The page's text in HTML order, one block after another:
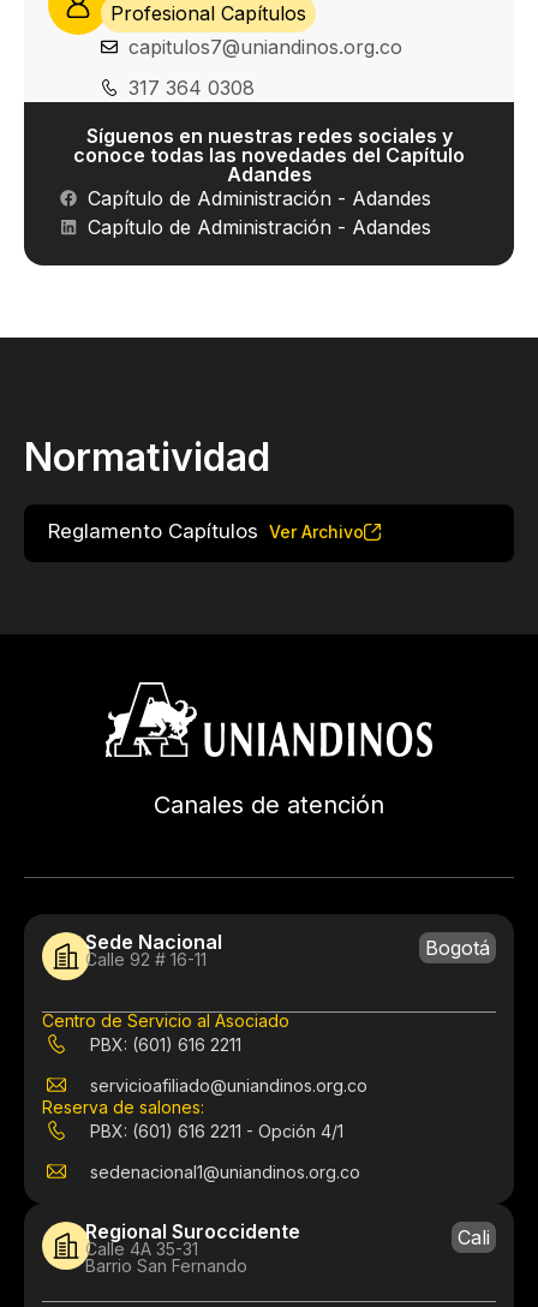
Profesional Capítulos
capitulos7@uniandinos.org.co
317 364 0308
Síguenos en nuestras redes sociales y
conoce todas las novedades del Capítulo
Adandes
Capítulo de Administración - Adandes
Capítulo de Administración - Adandes
Normatividad
Reglamento Capítulos Ver Archivo
Canales de atención
Sede Nacional
Calle 92 # 16-11 Bogotá
Centro de Servicio al Asociado
PBX: (601) 616 2211
servicioafiliado@uniandinos.org.co
Reserva de salones:
PBX: (601) 616 2211 - Opción 4/1
sedenacional1@uniandinos.org.co
Regional Suroccidente
Calle 4A 35-31
Barrio San Fernando
Cali